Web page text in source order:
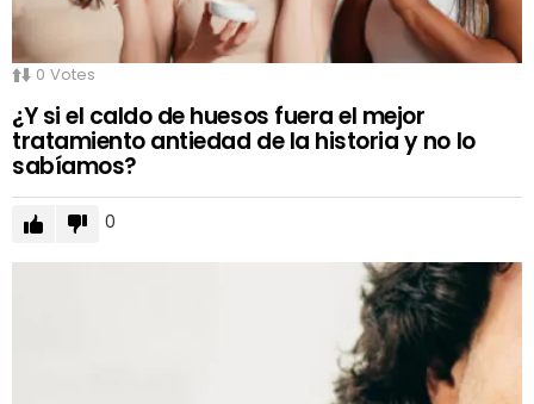
0 Votes
¿Y si el caldo de huesos fuera el mejor
tratamiento antiedad de la historia y no lo
sabíamos?
0